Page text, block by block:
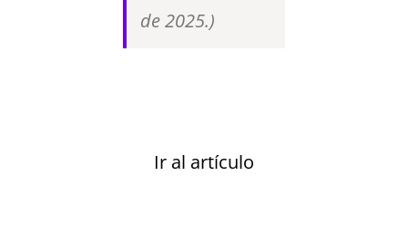
de 2025.)
Ir al artículo